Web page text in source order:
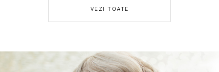
VEZI TOATE